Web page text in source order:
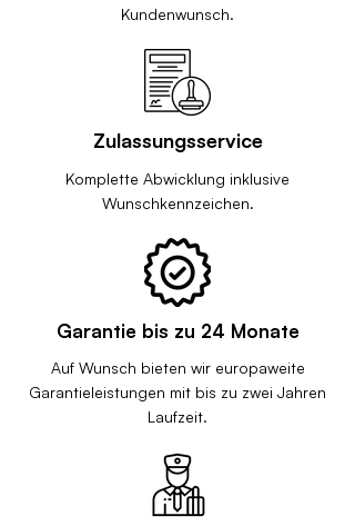
Kundenwunsch.
Zulassungsservice
Komplette Abwicklung inklusive
Wunschkennzeichen.
Garantie bis zu 24 Monate
Auf Wunsch bieten wir europaweite
Garantieleistungen mit bis zu zwei Jahren
Laufzeit.